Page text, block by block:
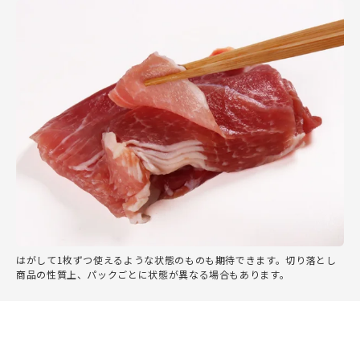
はがして1枚ずつ使えるような状態のものも期待できます。切り落とし
商品の性質上、パックごとに状態が異なる場合もあります。